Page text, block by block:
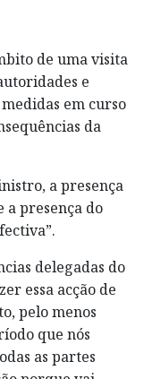
de uma visita
e
em curso
da
a presença
a presença do
delegadas do
essa acção de
pelo menos
que nós
as partes